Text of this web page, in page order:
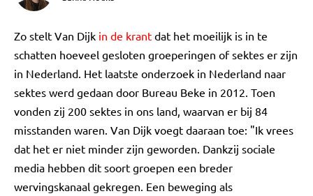
Zo stelt Van Dijk in de krant dat het moeilijk is in te
schatten hoeveel gesloten groeperingen of sektes er zijn
in Nederland. Het laatste onderzoek in Nederland naar
sektes werd gedaan door Bureau Beke in 2012. Toen
vonden zij 200 sektes in ons land, waarvan er bij 84
misstanden waren. Van Dijk voegt daaraan toe: "Ik vrees
dat het er niet minder zijn geworden. Dankzij sociale
media hebben dit soort groepen een breder
wervingskanaal gekregen. Een beweging als